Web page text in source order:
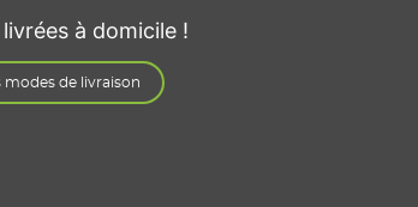
à domicile !
modes de livraison